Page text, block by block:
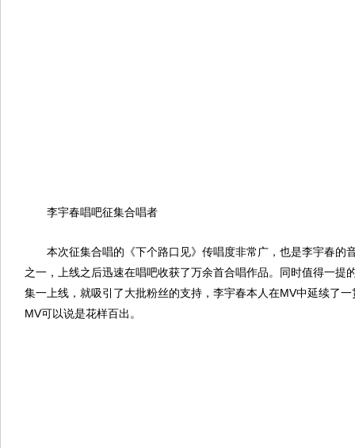
李宇春唱吧征集合唱者
本次征集合唱的《下个路口见》传唱度非常广，也是李宇春的
之一，上线之后迅速在唱吧收获了万余首合唱作品。同时值得一提
集一上线，就吸引了大批粉丝的支持，李宇春本人在MV中延续了一
MV可以说是花样百出。